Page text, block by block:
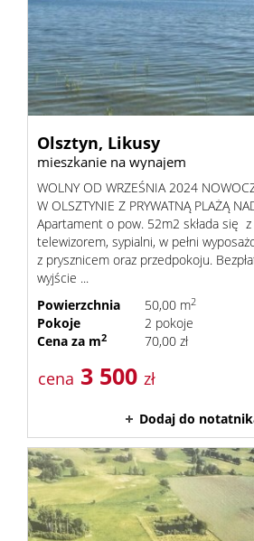
Olsztyn, Likusy
mieszkanie na wynajem
WOLNY OD WRZEŚNIA 2024
W OLSZTYNIE Z PRYWATNĄ PLAŻĄ
Apartament o pow. 52m2 składa się z
telewizorem, sypialni, w pełni
z prysznicem oraz przedpokoju.
wyjście ...
Powierzchnia
50,00 m2
Pokoje
2 pokoje
Cena za m2 70,00 zł
cena 3 500 zł
Dodaj do